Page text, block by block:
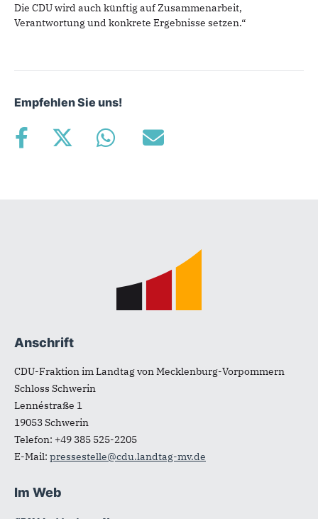
Die CDU wird auch künftig auf Zusammenarbeit,
Verantwortung und konkrete Ergebnisse setzen.“
Empfehlen Sie uns!
Anschrift
CDU-Fraktion im Landtag von Mecklenburg-Vorpommern
Schloss Schwerin
Lennéstraße 1
19053Schwerin
Telefon: +49 385 525-2205
E-Mail: pressestelle@cdu.landtag-mv.de
Im Web